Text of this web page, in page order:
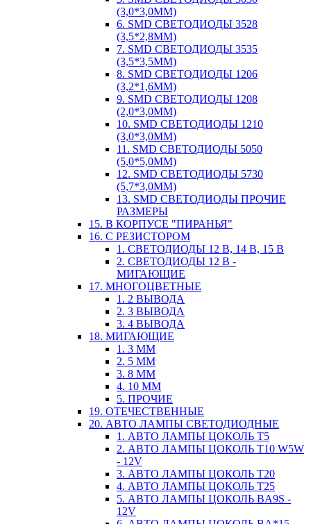
(3,0*3,0ММ)
6. SMD СВЕТОДИОДЫ 3528
(3,5*2,8ММ)
7. SMD СВЕТОДИОДЫ 3535
(3,5*3,5ММ)
8. SMD СВЕТОДИОДЫ 1206
(3,2*1,6ММ)
9. SMD СВЕТОДИОДЫ 1208
(2,0*3,0ММ)
10. SMD СВЕТОДИОДЫ 1210
(3,0*3,0ММ)
11. SMD СВЕТОДИОДЫ 5050
(5,0*5,0ММ)
12. SMD СВЕТОДИОДЫ 5730
(5,7*3,0ММ)
13. SMD СВЕТОДИОДЫ ПРОЧИЕ
РАЗМЕРЫ
15. В КОРПУСЕ "ПИРАНЬЯ"
16. С РЕЗИСТОРОМ
1. СВЕТОДИОДЫ 12 В, 14 В, 15 В
2. СВЕТОДИОДЫ 12 В -
МИГАЮЩИЕ
17. МНОГОЦВЕТНЫЕ
1. 2 ВЫВОДА
2. 3 ВЫВОДА
3. 4 ВЫВОДА
18. МИГАЮЩИЕ
1. 3 ММ
2. 5 ММ
3. 8 ММ
4. 10 ММ
5. ПРОЧИЕ
19. ОТЕЧЕСТВЕННЫЕ
20. АВТО ЛАМПЫ СВЕТОДИОДНЫЕ
1. АВТО ЛАМПЫ ЦОКОЛЬ T5
2. АВТО ЛАМПЫ ЦОКОЛЬ T10 W5W
- 12V
3. АВТО ЛАМПЫ ЦОКОЛЬ T20
4. АВТО ЛАМПЫ ЦОКОЛЬ T25
5. АВТО ЛАМПЫ ЦОКОЛЬ BA9S -
12V